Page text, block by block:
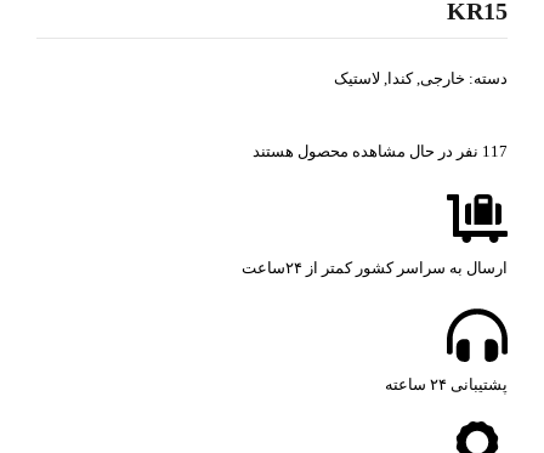
KR15
دسته: خارجی, کندا, لاستیک
117 نفر در حال مشاهده محصول هستند
ارسال به سراسر کشور کمتر از ۲۴ساعت
پشتیبانی ۲۴ ساعته​